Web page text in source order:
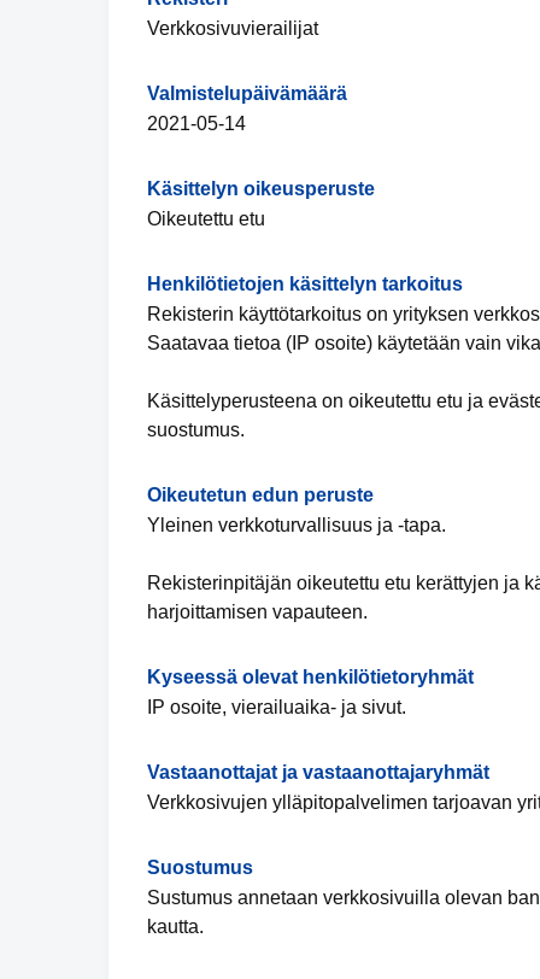
Verkkosivuvierailijat
Valmistelupäivämäärä
2021-05-14
Käsittelyn oikeusperuste
Oikeutettu etu
Henkilötietojen käsittelyn tarkoitus
Rekisterin käyttötarkoitus on yrityksen
Saatavaa tietoa (IP osoite) käytetään vain
Käsittelyperusteena on oikeutettu etu ja
suostumus.
Oikeutetun edun peruste
Yleinen verkkoturvallisuus ja -tapa.
Rekisterinpitäjän oikeutettu etu kerättyjen ja
harjoittamisen vapauteen.
Kyseessä olevat henkilötietoryhmät
IP osoite, vierailuaika- ja sivut.
Vastaanottajat ja vastaanottajaryhmät
Verkkosivujen ylläpitopalvelimen tarjoavan
Suostumus
Sustumus annetaan verkkosivuilla olevan
kautta.